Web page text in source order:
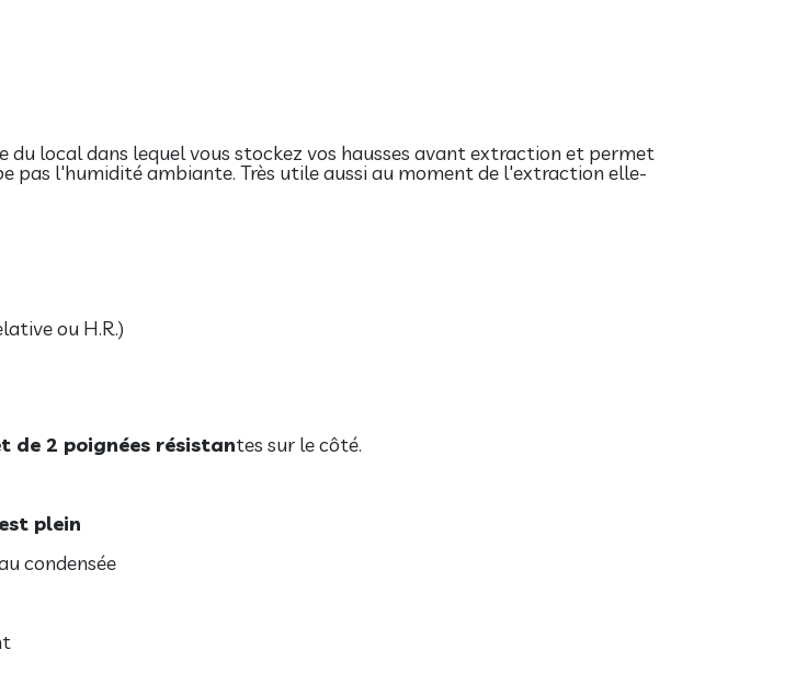
local dans lequel vous stockez vos hausses avant extraction et permet
pas l'humidité ambiante. Très utile aussi au moment de l'extraction elle-
ou H.R.)
de 2 poignées résistantes sur le côté.
plein
condensée